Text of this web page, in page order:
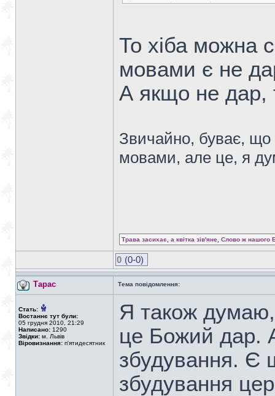
То хіба можна
мовами є не
А якщо не дар,
Звичайно, буває,
мовами, але це, я
Трава засихає, а квітка зів'яне, Слово ж нашого
0 (0-0)
Тарас Тема повідомлення:
Стать:
Востаннє тут були:
05 грудня 2010, 21:29
Написано: 1290
Звідки: м. Львів
Віровизнання: п'ятидесятник
Я також
це Божий дар.
збудування. Є
збудування